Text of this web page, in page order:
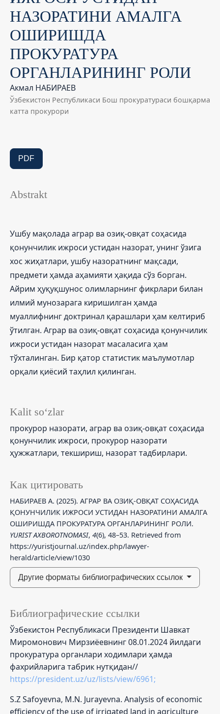
НАЗОРАТИНИ АМАЛГА
ОШИРИШДА
ПРОКУРАТУРА
ОРГАНЛАРИНИНГ РОЛИ
Акмал НАБИРАEВ
Ўзбекистон Республикаси Бош прокуратураси бошқарма
катта прокурори
PDF
Kalit so‘zlar
прокурор назорати, аграр ва озиқ-овқат соҳасида
қонунчилик ижроси, прокурор назорати
ҳужжатлари, текшириш, назорат тадбирлари.
Как цитировать
НАБИРАEВ А. (2025). АГРАР ВА ОЗИҚ-ОВҚАТ СОҲАСИДА
ҚОНУНЧИЛИК ИЖРОСИ УСТИДАН НАЗОРАТИНИ АМАЛГА
ОШИРИШДА ПРОКУРАТУРА ОРГАНЛАРИНИНГ РОЛИ.
YURIST AXBOROTNOMASI, 4(6), 48–53. Retrieved from
https://yuristjournal.uz/index.php/lawyer-
herald/article/view/1030
Другие форматы библиографических ссылок
Abstrakt
Ушбу мақолада аграр ва озиқ-овқат соҳасида
қонунчилик ижроси устидан назорат, унинг ўзига
хос жиҳатлари, ушбу назоратнинг мақсади,
предмети ҳамда аҳамияти ҳақида сўз борган.
Айрим ҳуқуқшунос олимларнинг фикрлари билан
илмий мунозарага киришилган ҳамда
муаллифнинг доктринал қарашлари ҳам келтириб
ўтилган. Аграр ва озиқ-овқат соҳасида қонунчилик
ижроси устидан назорат масаласига ҳам
тўхталинган. Бир қатор статистик маълумотлар
орқали қиёсий таҳлил қилинган.
Библиографические ссылки
Ўзбекистон Республикаси Президенти Шавкат
Миромонович Мирзиёевнинг 08.01.2024 йилдаги
прокуратура органлари ходимлари ҳамда
фахрийларига табрик нутқидан//
https://president.uz/uz/lists/view/6961;
S.Z Safoyevna, M.N. Jurayevna. Analysis of economic
efficiency of the use of irrigated land in agriculture